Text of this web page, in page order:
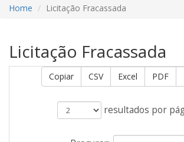
Home Licitação Fracassada
Licitação Fracassada
Copiar CSV Excel PDF
resultados por